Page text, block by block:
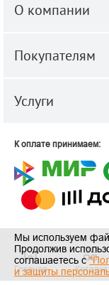
Главная Каталог
О компании
Покупателям
Услуги
К оплате принимаем:
© 2010-2026 ООО
материалы оптом и в
Мы используем
Продолжив
соглашаетесь с
и защиты